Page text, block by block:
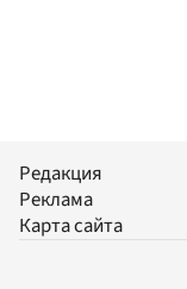
Редакция
Реклама
Карта сайта